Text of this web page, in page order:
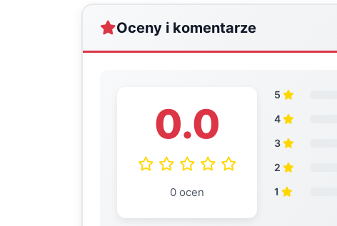
Oceny i komentarze
0.0
0 ocen
5
4
3
2
1